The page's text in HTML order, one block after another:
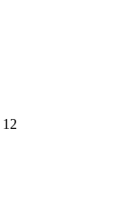
12